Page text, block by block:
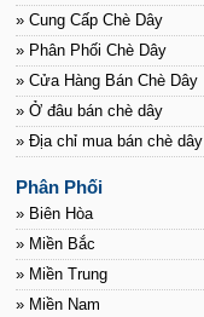
» Cung Cấp Chè Dây
» Phân Phối Chè Dây
» Cửa Hàng Bán Chè Dây
» Ở đâu bán chè dây
» Địa chỉ mua bán chè dây
Phân Phối
» Biên Hòa
» Miền Bắc
» Miền Trung
» Miền Nam